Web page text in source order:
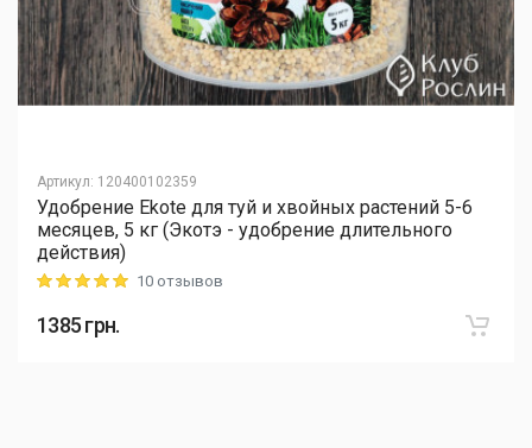
Артикул: 120400102359
Удобрение Ekote для туй и хвойных растений 5-6
месяцев, 5 кг (Экотэ - удобрение длительного
действия)
Rating: 5 out of 510 отзывов
1385грн.